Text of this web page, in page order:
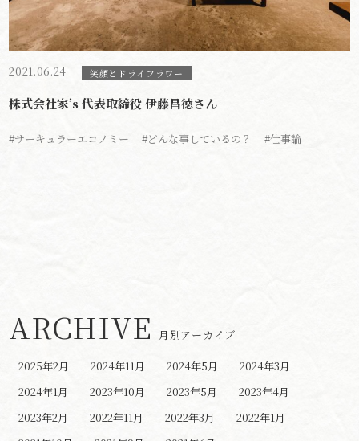
2021.06.24 笑顔とドライフラワー
株式会社家’s 代表取締役 伊藤昌徳さん
#サーキュラーエコノミー #どんな事しているの？ #仕事論
ARCHIVE 月別アーカイブ
2025年2月 2024年11月 2024年5月
2024年3月
2024年1月
2023年10月 2023年5月
2023年4月
2023年2月
2022年11月 2022年3月
2022年1月